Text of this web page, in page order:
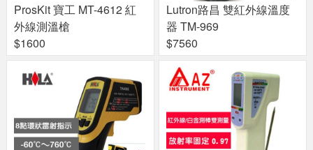
ProsKit 寶工 MT-4612 紅
外線測溫槍
$1600
Lutron路昌 雙紅外線溫度
器 TM-969
$7560